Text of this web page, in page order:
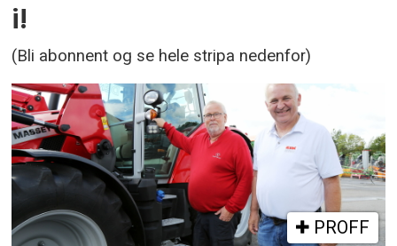
i!
(Bli abonnent og se hele stripa nedenfor)
PROFF